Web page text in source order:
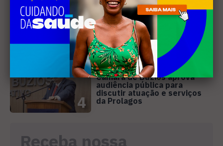
3
representa o Brasil em
conferência internacional na
Holanda
4
SANEAMENTO
Câmara de Búzios aprova
audiência pública para
discutir atuação e serviços
da Prolagos
Receba nossa